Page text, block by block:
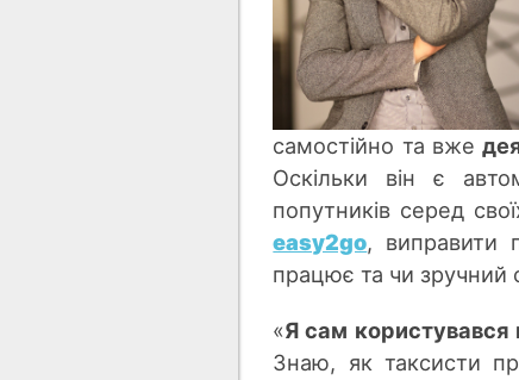
самостійно та вже
Оскільки він є
попутників серед
easy2go, виправити
працює та чи зручний
«Я сам користувався
Знаю, як таксисти